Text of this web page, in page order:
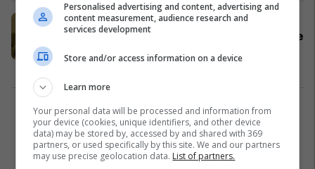
Kuteli: Shuteriqi i vodhi e përlau
veprat e Lef Nosit, në Beograd tha se
rrjedh nga një familje e “Stara
1
Personalised advertising and content, advertising and
content measurement, audience research and
services development
Store and/or access information on a device
Learn more
Your personal data will be processed and information from
your device (cookies, unique identifiers, and other device
data) may be stored by, accessed by and shared with 369
partners, or used specifically by this site. We and our partners
may use precise geolocation data. List of partners.